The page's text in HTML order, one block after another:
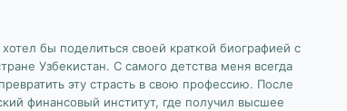
бы поделиться своей краткой биографией с
Узбекистан. С самого детства меня всегда
эту страсть в свою профессию. После
финансовый институт, где получил высшее